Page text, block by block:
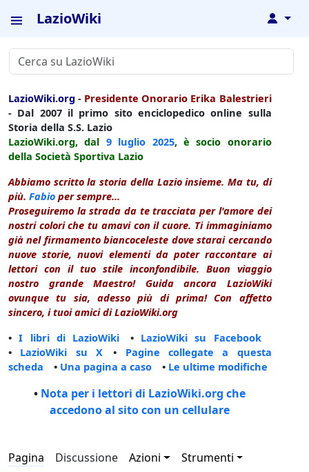
LazioWiki ↓
LazioWiki.org - Presidente Onorario Erika Balestrieri
- Dal 2007 il primo sito enciclopedico online sulla
Storia della S.S. Lazio
LazioWiki.org, dal 9 luglio 2025, è socio onorario
della Società Sportiva Lazio
Abbiamo scritto la storia della Lazio insieme. Ma tu, di
più. Fabio per sempre...
Proseguiremo la strada da te tracciata per l'amore dei
nostri colori che tu amavi con il cuore. Ti immaginiamo
già nel firmamento biancoceleste dove starai cercando
nuove storie, nuovi elementi da poter raccontare ai
lettori con il tuo stile inconfondibile. Buon viaggio
nostro grande Maestro! Guida ancora LazioWiki
ovunque tu sia, adesso più di prima! Con affetto
sincero, i tuoi amici di LazioWiki.org
•I libri di LazioWiki • LazioWiki su Facebook
• LazioWiki su X • Pagine collegate a questa
scheda • Una pagina a caso • Le ultime modifiche
• Nota per i lettori di LazioWiki.org che
accedono al sito con un cellulare
Pagina Discussione Azioni Strumenti